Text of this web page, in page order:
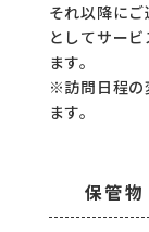
それ以降に
としてサー
ます。
※訪問日程の
ます。
保管